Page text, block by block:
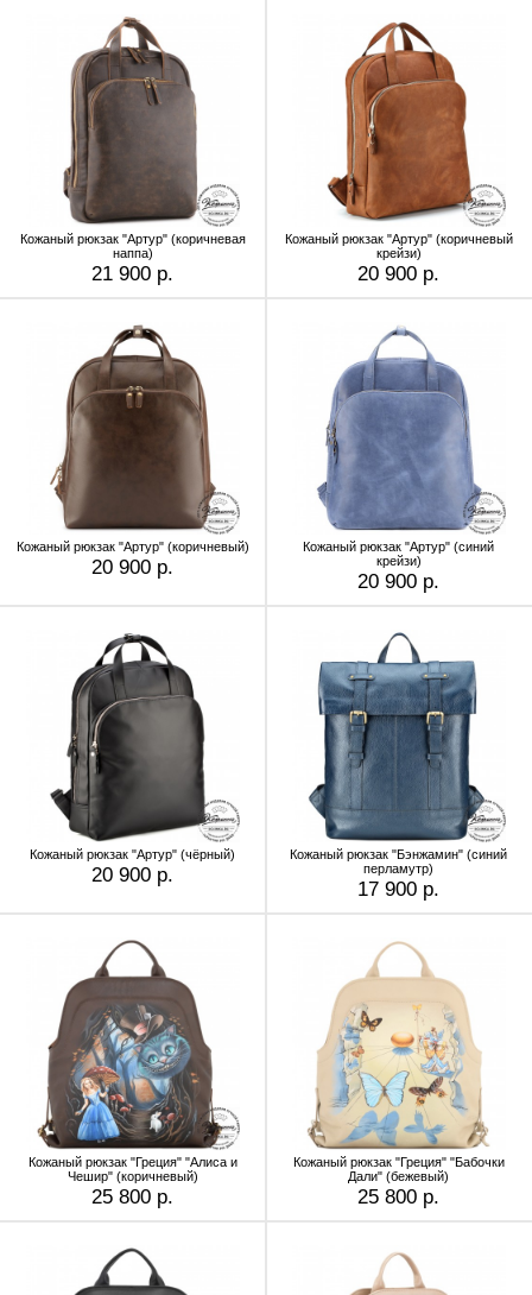
Кожаный рюкзак "Артур" (коричневая
наппа)
21 900 р.
Кожаный рюкзак "Артур" (коричневый
крейзи)
20 900 р.
Кожаный рюкзак "Артур" (коричневый)
20 900 р.
Кожаный рюкзак "Артур" (синий
крейзи)
20 900 р.
Кожаный рюкзак "Артур" (чёрный)
20 900 р.
Кожаный рюкзак "Бэнжамин" (синий
перламутр)
17 900 р.
Кожаный рюкзак "Греция" "Алиса и
Чешир" (коричневый)
25 800 р.
Кожаный рюкзак "Греция" "Бабочки
Дали" (бежевый)
25 800 р.